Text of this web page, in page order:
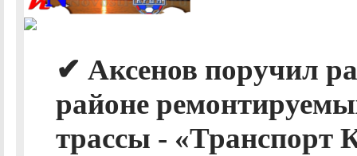
✔ Аксенов поручил
районе
трассы - «Транспорт